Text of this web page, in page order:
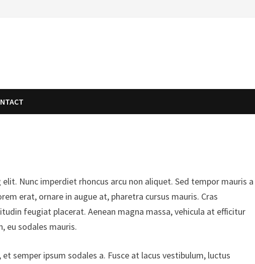
Nunc imperdiet rhoncus arcu non aliquet. Sed tempor mauris a
erat, ornare in augue at, pharetra cursus mauris. Cras
feugiat placerat. Aenean magna massa, vehicula at efficitur
eu sodales mauris.
semper ipsum sodales a. Fusce at lacus vestibulum, luctus